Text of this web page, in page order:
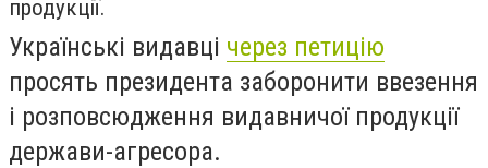
продукції.
Українські видавці через петицію
просять президента заборонити ввезення
і розповсюдження видавничої продукції
держави-агресора.